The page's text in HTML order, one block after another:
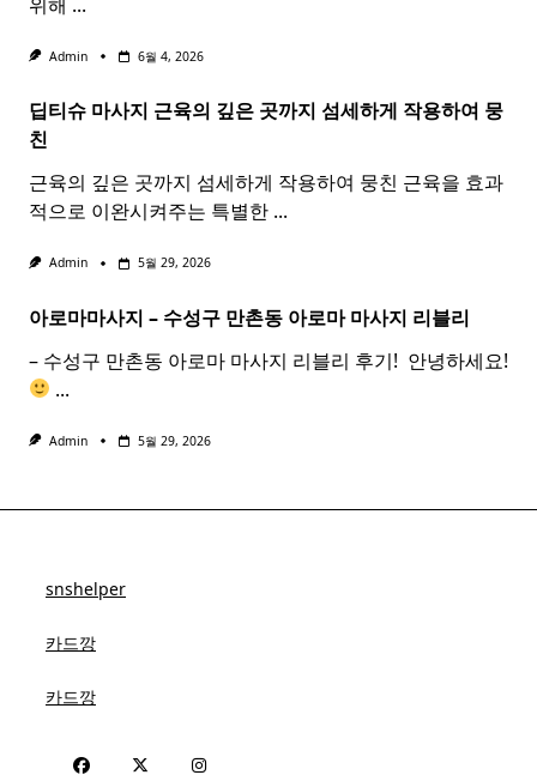
Admin 6월 4, 2026
딥티슈 마사지 근육의 깊은 곳까지 섬세하게 작용하여 뭉
친
근육의 깊은 곳까지 섬세하게 작용하여 뭉친 근육을 효과
적으로 이완시켜주는 특별한 ...
Admin 5월 29, 2026
아로마마사지 – 수성구 만촌동 아로마 마사지 리블리
– 수성구 만촌동 아로마 마사지 리블리 후기! ​ 안녕하세요!
...
Admin 5월 29, 2026
snshelper
카드깡
카드깡